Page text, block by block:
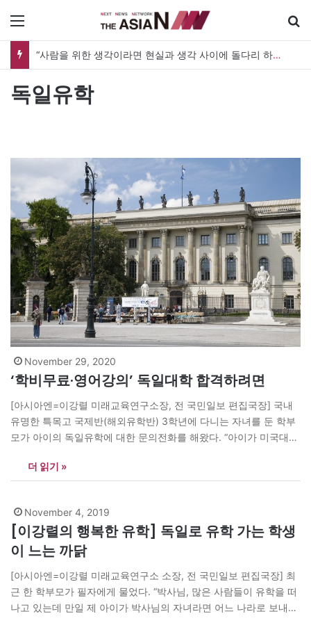
“사람을 위한 생각이라면 현실과 생각 사이에 돌다리 하나는 놓아야 하지 않을까”
독일유학
November 29, 2020
‘학비무료·영어강의’ 독일대학 합격하려면
[아시아엔=이강렬 미래교육연구소장, 전 국민일보 편집국장] 국내
유명한 특목고 국제반(해외유학반) 3학년에 다니는 자녀를 둔 학부
모가 아이의 독일유학에 대한 문의전화를 해왔다. “아이가 미국대학
있는 독일 대학으로 보내고 싶습니다. 어느 유학원에 전화를 걸었더
니 가능하다고 했는데 미래교육연구소에서 확인을 하고 싶습니다.”
더 읽기 »
November 4, 2019
[이강렬의 행복한 유학] 독일로 유학 가는 학생
이 느는 까닭
[아시아엔=이강렬 미래교육연구소 소장, 전 국민일보 편집국장] 최
근 한 학부모가 필자에게 물었다. “박사님, 많은 사람들이 유학을 떠
나고 있는데 만일 제 아이가 박사님의 자녀라면 어느 나라로 보내겠